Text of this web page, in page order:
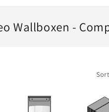
Wallboxen -